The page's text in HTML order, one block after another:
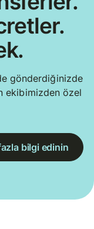
gönderdiğinizde
ekibimizden özel
bilgi edinin